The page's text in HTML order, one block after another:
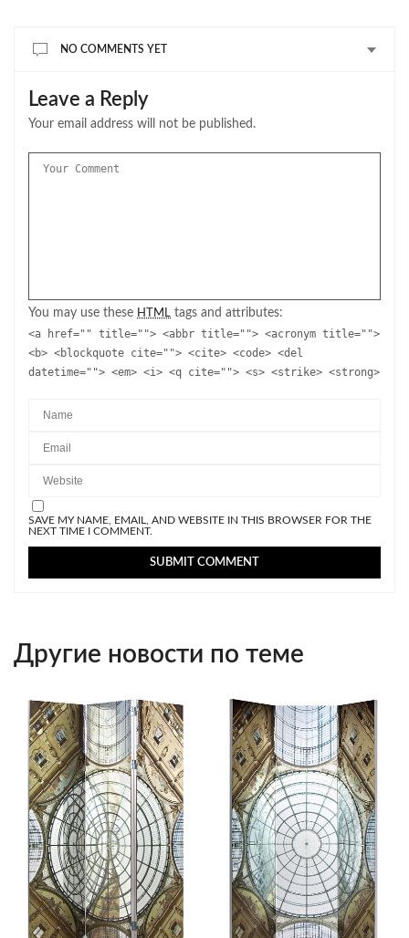
NO COMMENTS YET
Leave a Reply
Your email address will not be published.
You may use these HTML tags and attributes:
<a href="" title=""> <abbr title=""> <acronym title="">
<b> <blockquote cite=""> <cite> <code> <del
datetime=""> <em> <i> <q cite=""> <s> <strike> <strong>
SAVE MY NAME, EMAIL, AND WEBSITE IN THIS BROWSER FOR THE
NEXT TIME I COMMENT.
Другие новости по теме